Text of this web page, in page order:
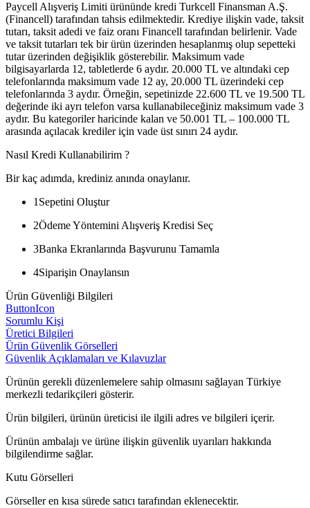
Paycell Alışveriş Limiti ürününde kredi Turkcell Finansman A.Ş.
(Financell) tarafından tahsis edilmektedir. Krediye ilişkin vade, taksit
tutarı, taksit adedi ve faiz oranı Financell tarafından belirlenir. Vade
ve taksit tutarları tek bir ürün üzerinden hesaplanmış olup sepetteki
tutar üzerinden değişiklik gösterebilir. Maksimum vade
bilgisayarlarda 12, tabletlerde 6 aydır. 20.000 TL ve altındaki cep
telefonlarında maksimum vade 12 ay, 20.000 TL üzerindeki cep
telefonlarında 3 aydır. Örneğin, sepetinizde 22.600 TL ve 19.500 TL
değerinde iki ayrı telefon varsa kullanabileceğiniz maksimum vade 3
aydır. Bu kategoriler haricinde kalan ve 50.001 TL – 100.000 TL
arasında açılacak krediler için vade üst sınırı 24 aydır.
Nasıl Kredi Kullanabilirim ?
Bir kaç adımda, krediniz anında onaylanır.
1 Sepetini Oluştur
2Ödeme Yöntemini Alışveriş Kredisi Seç
3Banka Ekranlarında Başvurunu Tamamla
4Siparişin Onaylansın
Ürün Güvenliği Bilgileri
ButtonIcon
Sorumlu Kişi
Üretici Bilgileri
Ürün Güvenlik Görselleri
Güvenlik Açıklamaları ve Kılavuzlar
Ürünün gerekli düzenlemelere sahip olmasını sağlayan Türkiye
merkezli tedarikçileri gösterir.
Ürün bilgileri, ürünün üreticisi ile ilgili adres ve bilgileri içerir.
Ürünün ambalajı ve ürüne ilişkin güvenlik uyarıları hakkında
bilgilendirme sağlar.
Kutu Görselleri
Görseller en kısa sürede satıcı tarafından eklenecektir.